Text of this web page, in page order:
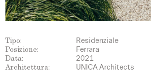
Tipo: Residenziale
Posizione: Ferrara
Data: 2021
Architettura: UNICA Architects